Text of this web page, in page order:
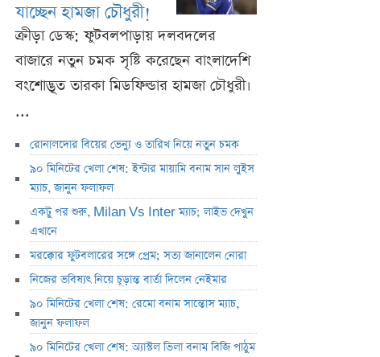
যাচ্ছেন হামজা চৌধুরী!
ক্রীড়া ডেস্ক: ফুটবলপাড়ায় দলবদলের
বাজারে নতুন চমক সৃষ্টি করেছেন বাংলাদেশি
বংশোদ্ভূত তারকা মিডফিল্ডার হামজা চৌধুরী।
...
রোনালদোর বিয়ের ভেন্যু ও তারিখ নিয়ে নতুন চমক
৯০ মিনিটের খেলা শেষ: ইন্টার মায়ামি বনাম সান লুইস
ম্যাচ, জানুন ফলাফল
একটু পর শুরু, Milan Vs Inter ম্যাচ; লাইভ দেখুন
এখানে
মরক্কোর ফুটবলারের সঙ্গে প্রেম; সত্য জানালেন নোরা
নিজের ভবিষ্যৎ নিয়ে চূড়ান্ত বার্তা দিলেন নেইমার
৯০ মিনিটের খেলা শেষ: রেমো বনাম সান্তোস ম্যাচ,
জানুন ফলাফল
৯০ মিনিটের খেলা শেষ: অ্যাস্টল ভিলা বনাম বিজি পাঠুম